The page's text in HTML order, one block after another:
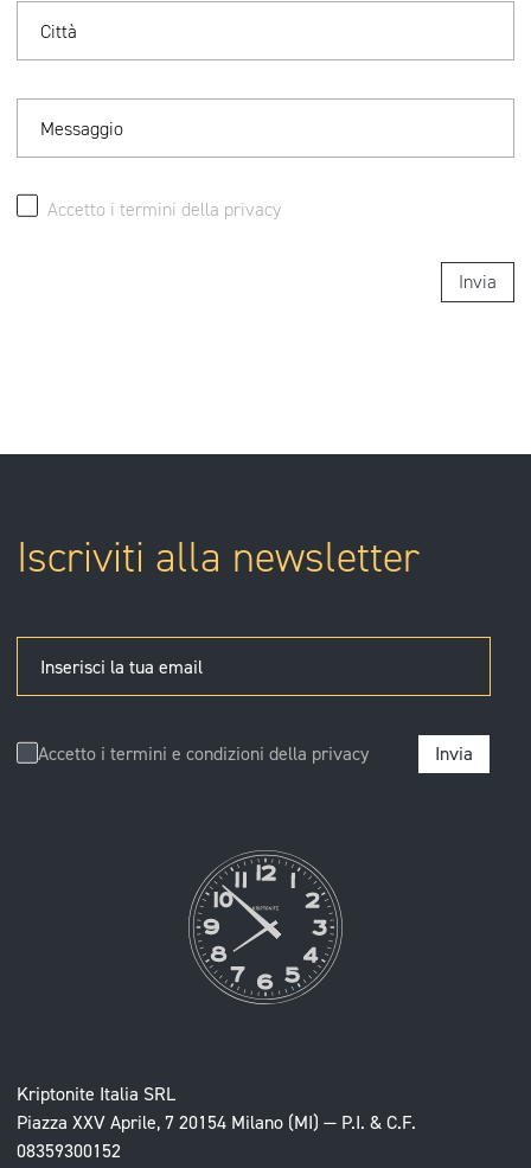
Città
Messaggio
Accetto i termini della privacy
Invia
Iscriviti alla newsletter
Inserisci la tua email
Accetto i termini e condizioni della privacy Invia
Kriptonite Italia SRL
Piazza XXV Aprile, 7 20154 Milano (MI) — P.I. & C.F.
08359300152